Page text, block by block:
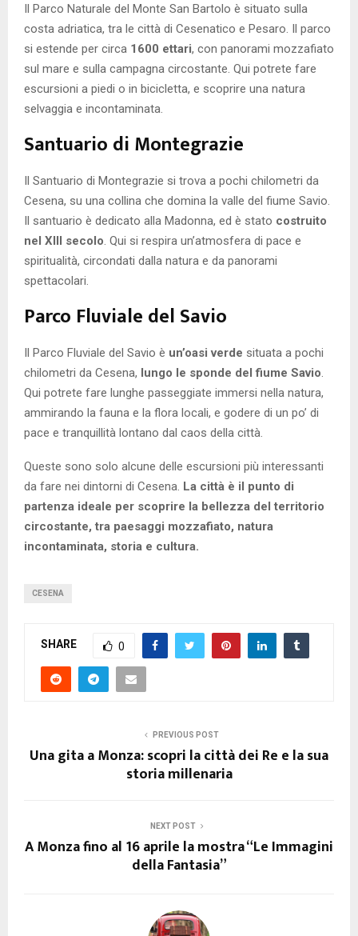
Il Parco Naturale del Monte San Bartolo è situato sulla
costa adriatica, tra le città di Cesenatico e Pesaro. Il parco
si estende per circa 1600 ettari, con panorami mozzafiato
sul mare e sulla campagna circostante. Qui potrete fare
escursioni a piedi o in bicicletta, e scoprire una natura
selvaggia e incontaminata.
Santuario di Montegrazie
Il Santuario di Montegrazie si trova a pochi chilometri da
Cesena, su una collina che domina la valle del fiume Savio.
Il santuario è dedicato alla Madonna, ed è stato costruito
nel XIII secolo. Qui si respira un’atmosfera di pace e
spiritualità, circondati dalla natura e da panorami
spettacolari.
Parco Fluviale del Savio
Il Parco Fluviale del Savio è un’oasi verde situata a pochi
chilometri da Cesena, lungo le sponde del fiume Savio.
Qui potrete fare lunghe passeggiate immersi nella natura,
ammirando la fauna e la flora locali, e godere di un po’ di
pace e tranquillità lontano dal caos della città.
Queste sono solo alcune delle escursioni più interessanti
da fare nei dintorni di Cesena. La città è il punto di
partenza ideale per scoprire la bellezza del territorio
circostante, tra paesaggi mozzafiato, natura
incontaminata, storia e cultura.
CESENA
SHARE 0
PREVIOUS POST
Una gita a Monza: scopri la città dei Re e la sua
storia millenaria
NEXT POST
A Monza fino al 16 aprile la mostra “Le Immagini
della Fantasia”